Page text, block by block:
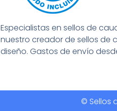
Especialistas en sellos de
nuestro creador de sellos de
diseño. Gastos de envío
© Sellos